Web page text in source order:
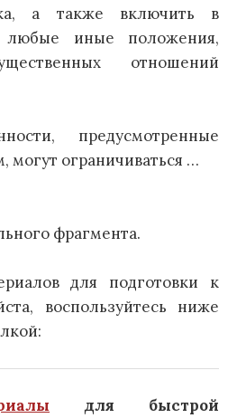
а также включить в
любые иные положения,
отношений
предусмотренные
могут ограничиваться …
фрагмента.
для подготовки к
воспользуйтесь ниже
для быстрой